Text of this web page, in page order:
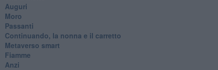
Auguri
Moro
Passanti
Continuando, la nonna e il carretto
Metaverso smart
Fiamme
Anzi